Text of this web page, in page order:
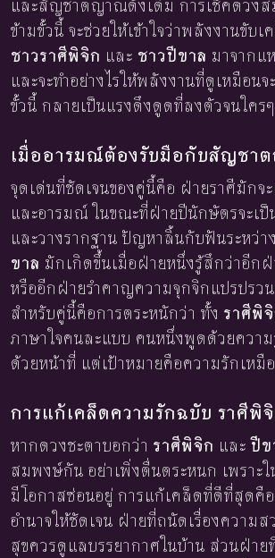
และสัญชาตญาณดั้งเดิม การเช็คดวง
ข้ามขั้วนี้ จะช่วยให้เข้าใจว่าพลังงานขับเ
ชาวราศีพิจิก และ ชาวปีขาล มาจากแ
และจะทำอย่างไรให้พลังงานที่ดูเหมือน
ขั้วนี้ กลายเป็นแรงดึงดูดที่ลงตัวจนใคร
เมื่ออารมณ์ต้องรับมือกับสัญชา
จุดเด่นที่ชัดเจนของคู่นี้คือ ฝ่ายราศีมักจ
และอารมณ์ ในขณะที่ฝ่ายปีนักษัตรจะเ
และวางรากฐาน ปัญหาลิ้นกับฟันระหว่าง
ขาล มักเกิดขึ้นเมื่อฝ่ายหนึ่งรู้สึกว่าอีกฝ่
หรืออีกฝ่ายรำคาญความจุกจิกแปรปรว
สำหรับคู่นี้คือการตระหนักว่า ทั้ง ราศีพิ
ภาษาใจคนละแบบ คนหนึ่งพูดด้วยควา
ด้วยหน้าที่ แต่เป้าหมายคือความรักเหมื
การแก้เคล็ดความรักฉบับ ราศีพิ
หากดวงชะตาบอกว่า ราศีพิจิก และปีข
สมพงษ์กัน อย่าเพิ่งตื่นตระหนก เพราะ
มีโอกาสซ่อนอยู่ การแก้เคล็ดที่ดีที่สุดคื
อำนาจให้ชัดเจน ฝ่ายที่ถนัดเรื่องความ
สุขควรดูแลบรรยากาศในบ้าน ส่วนฝ่าย